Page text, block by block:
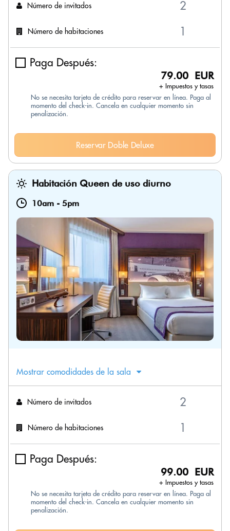
Número de invitados
Número de habitaciones
Paga Después:
79.00 EUR
+ Impuestos y tasas
No se necesita tarjeta de crédito para reservar en línea. Paga al
momento del check-in. Cancela en cualquier momento sin
penalización.
Reservar Doble Deluxe
Habitación Queen de uso diurno
10am - 5pm
Mostrar comodidades de la sala
Número de invitados
Número de habitaciones
Paga Después:
99.00 EUR
+ Impuestos y tasas
No se necesita tarjeta de crédito para reservar en línea. Paga al
momento del check-in. Cancela en cualquier momento sin
penalización.